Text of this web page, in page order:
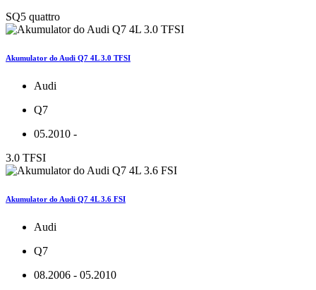
SQ5 quattro
Akumulator do Audi Q7 4L 3.0 TFSI
Audi
Q7
05.2010 -
3.0 TFSI
Akumulator do Audi Q7 4L 3.6 FSI
Audi
Q7
08.2006 - 05.2010